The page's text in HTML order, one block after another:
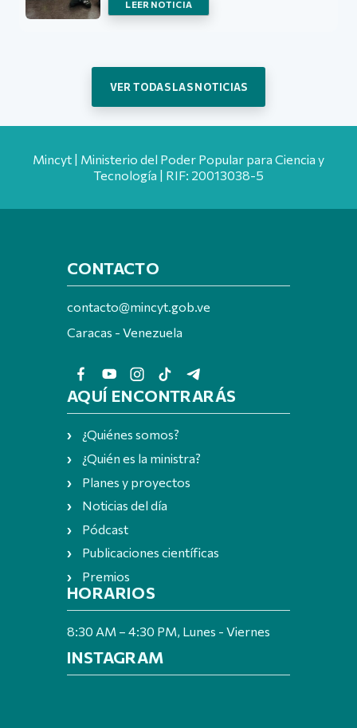
LEER NOTICIA
VER TODAS LAS NOTICIAS
Mincyt | Ministerio del Poder Popular para Ciencia y
Tecnología | RIF: 20013038-5
CONTACTO
contacto@mincyt.gob.ve
Caracas - Venezuela
AQUÍ ENCONTRARÁS
¿Quiénes somos?
¿Quién es la ministra?
Planes y proyectos
Noticias del día
Pódcast
Publicaciones científicas
Premios
HORARIOS
8:30 AM – 4:30 PM, Lunes - Viernes
INSTAGRAM